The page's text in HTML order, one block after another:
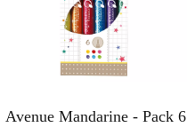
Avenue Mandarine - Pack 6